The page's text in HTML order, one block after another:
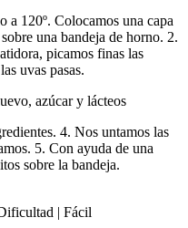
a 120º. Colocamos una capa
una bandeja de horno. 2.
picamos finas las
uvas pasas.
4. Nos untamos las
5. Con ayuda de una
sobre la bandeja.
| Fácil